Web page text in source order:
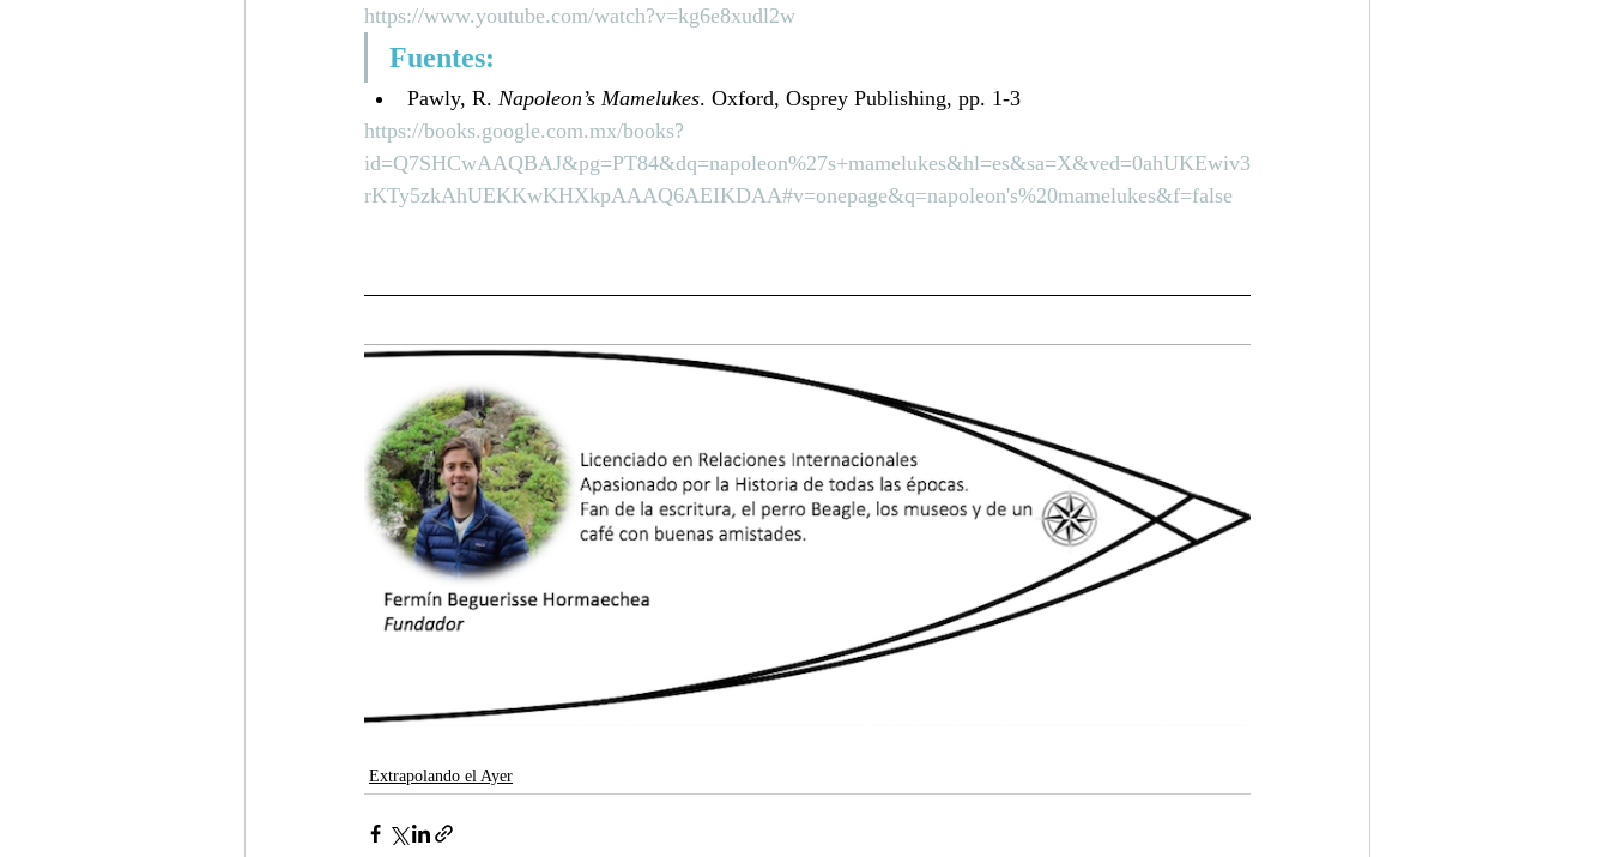
https://www.youtube.com/watch?v=kg6e8xudl2w
Fuentes:
Pawly, R. Napoleon’s Mamelukes. Oxford, Osprey Publishing, pp. 1-3
https://books.google.com.mx/books?
id=Q7SHCwAAQBAJ&pg=PT84&dq=napoleon%27s+mamelukes&hl=es&sa=X&ved=0ahUKEwiv3
rKTy5zkAhUEKKwKHXkpAAAQ6AEIKDAA#v=onepage&q=napoleon's%20mamelukes&f=false
Extrapolando el Ayer